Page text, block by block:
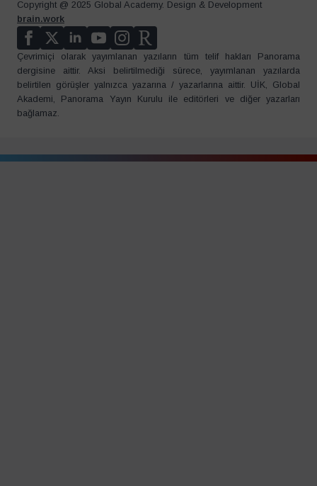
Copyright @ 2025 Global Academy. Design & Development
brain.work
Çevrimiçi olarak yayımlanan yazıların tüm telif hakları Panorama
dergisine aittir. Aksi belirtilmediği sürece, yayımlanan yazılarda
belirtilen görüşler yalnızca yazarına / yazarlarına aittir. UİK, Global
Akademi, Panorama Yayın Kurulu ile editörleri ve diğer yazarları
bağlamaz.